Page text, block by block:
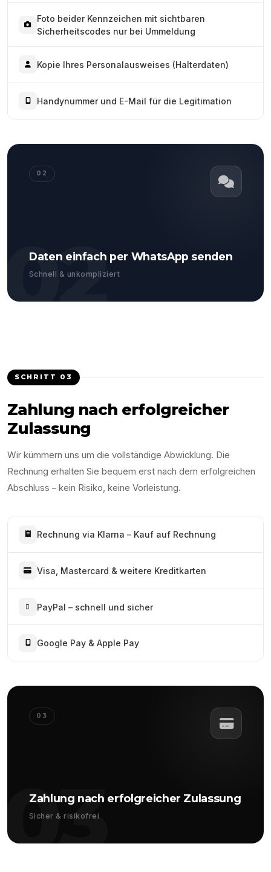
Foto beider Kennzeichen mit sichtbaren
Sicherheitscodes nur bei Ummeldung
Kopie Ihres Personalausweises (Halterdaten)
Handynummer und E-Mail für die Legitimation
02
02
Daten einfach per WhatsApp senden
Schnell & unkompliziert
SCHRITT 03
Zahlung nach erfolgreicher
Zulassung
Wir kümmern uns um die vollständige Abwicklung. Die
Rechnung erhalten Sie bequem erst nach dem erfolgreichen
Abschluss – kein Risiko, keine Vorleistung.
Rechnung via Klarna – Kauf auf Rechnung
Visa, Mastercard & weitere Kreditkarten
PayPal – schnell und sicher
Google Pay & Apple Pay
03
03
Zahlung nach erfolgreicher Zulassung
Sicher & risikofrei